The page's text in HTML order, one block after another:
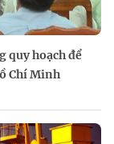
quy hoạch để
Chí Minh